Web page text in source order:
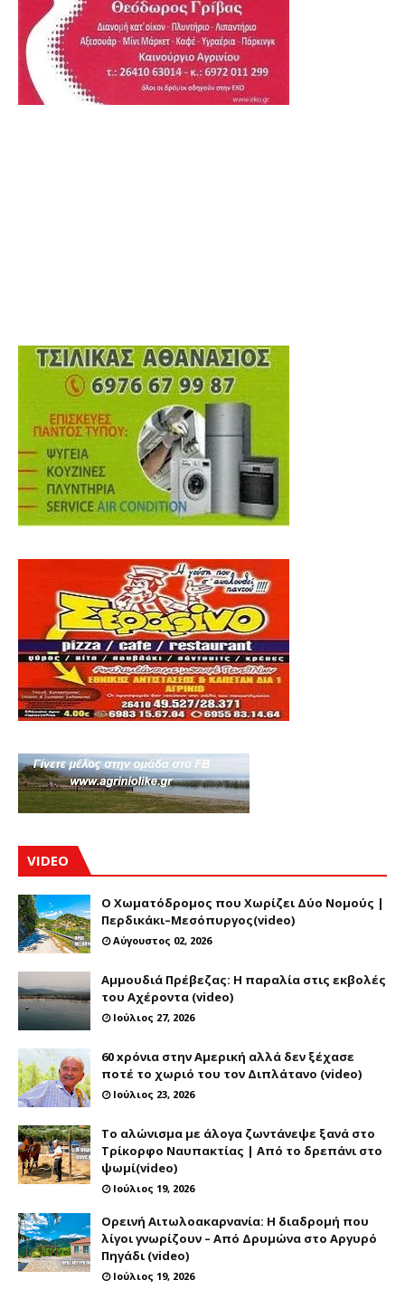
VIDEO
Ο Χωματόδρομος που Χωρίζει Δύο Νομούς |
Περδικάκι–Μεσόπυργος(video)
Αύγουστος 02, 2026
Αμμουδιά Πρέβεζας: Η παραλία στις εκβολές
του Αχέροντα (video)
Ιούλιος 27, 2026
60 xρόνια στην Αμερική αλλά δεν ξέχασε
ποτέ το χωριό του τον Διπλάτανο (video)
Ιούλιος 23, 2026
Το αλώνισμα με άλογα ζωντάνεψε ξανά στο
Τρίκορφο Ναυπακτίας | Από το δρεπάνι στο
ψωμί(video)
Ιούλιος 19, 2026
Ορεινή Αιτωλοακαρνανία: Η διαδρομή που
λίγοι γνωρίζουν – Από Δρυμώνα στο Αργυρό
Πηγάδι (video)
Ιούλιος 19, 2026